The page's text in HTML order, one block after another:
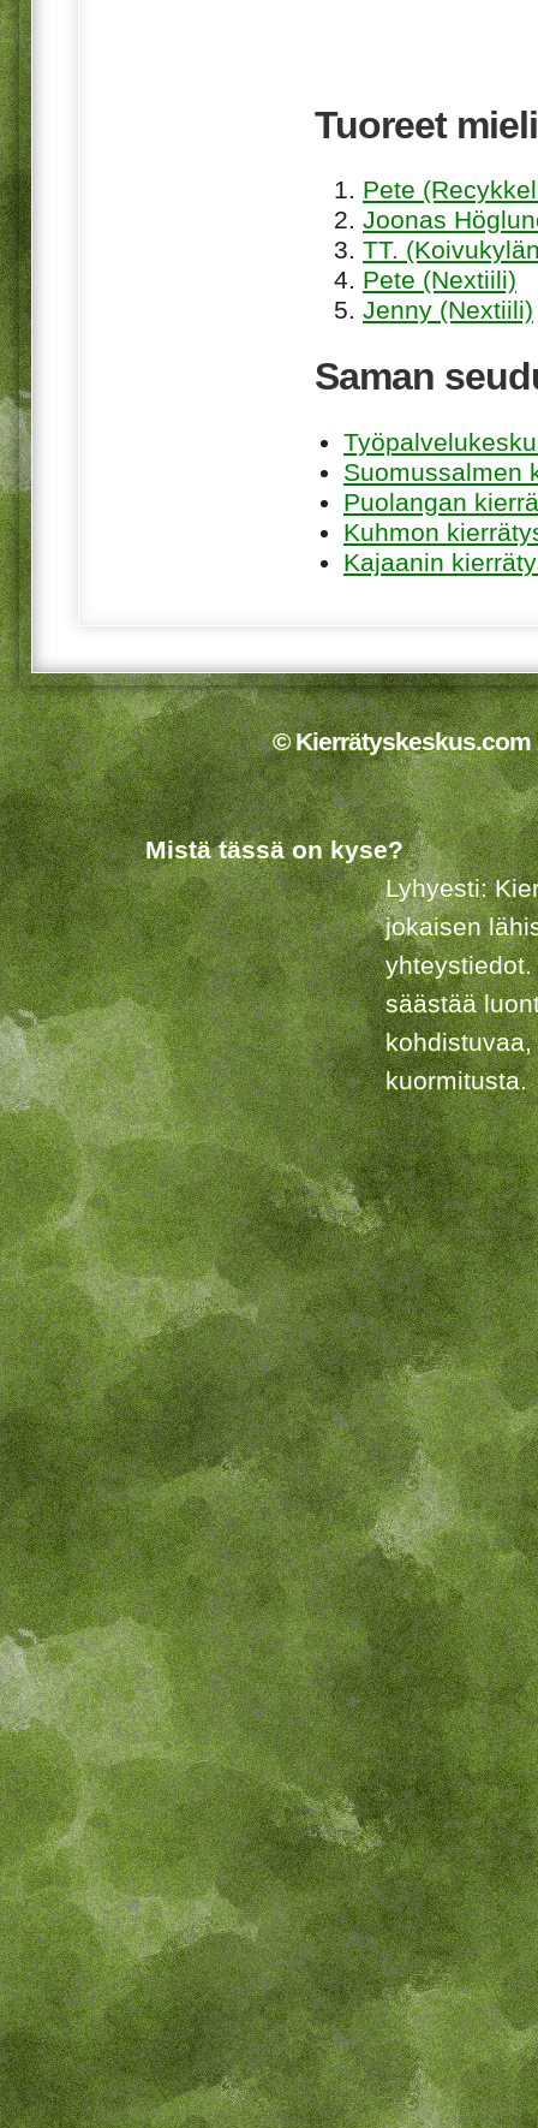
Tuoreet
Pete
Joonas
TT.
Pete (Nextiili)
Jenny (Nextiili)
Saman
Suomussalmen
Puolangan
Kuhmon
Kajaanin
© Kierrätyskeskus.com
Mistä tässä on kyse?
Lyhyesti:
jokaisen
säästää
kuormitusta.